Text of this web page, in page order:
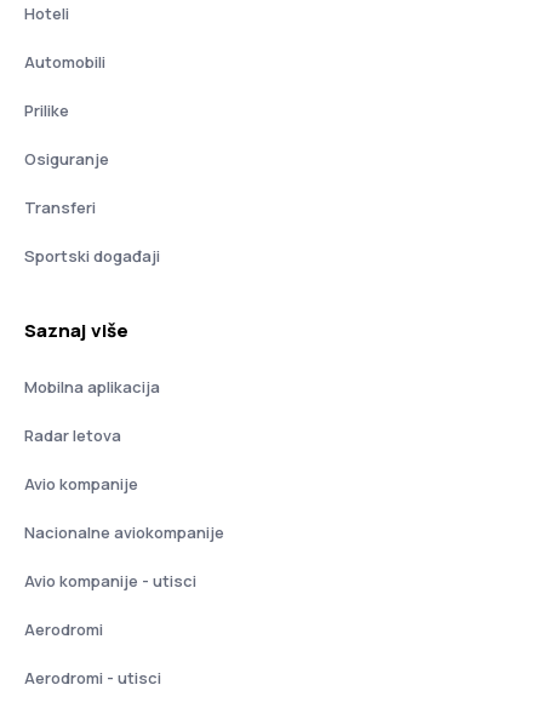
Hoteli
Automobili
Prilike
Osiguranje
Transferi
Sportski događaji
Saznaj više
Mobilna aplikacija
Radar letova
Avio kompanije
Nacionalne aviokompanije
Avio kompanije - utisci
Aerodromi
Aerodromi - utisci